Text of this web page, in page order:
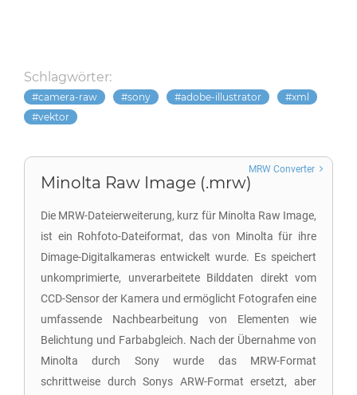
Schlagwörter:
camera-raw sony adobe-illustrator
xml
vektor
Minolta Raw Image (.mrw)
Die MRW-Dateierweiterung, kurz für Minolta Raw Image,
ist ein Rohfoto-Dateiformat, das von Minolta für ihre
Dimage-Digitalkameras entwickelt wurde. Es speichert
unkomprimierte, unverarbeitete Bilddaten direkt vom
CCD-Sensor der Kamera und ermöglicht Fotografen eine
umfassende Nachbearbeitung von Elementen wie
Belichtung und Farbabgleich. Nach der Übernahme von
Minolta durch Sony wurde das MRW-Format
schrittweise durch Sonys ARW-Format ersetzt, aber
MRW Converter